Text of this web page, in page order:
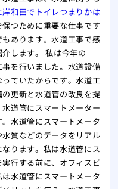
高
岸和田でトイレつまりかは
つために重要な仕事です
あります。水道工事で感
します。 私は今年の
を行いました。水道設備
ていたからです。水道工
更新と水道管の改良を提
道管にスマートメーター
水道管にスマートメータ
質などのデータをリアル
ります。私は水道管にス
行する前に、オフィスビ
水道管にスマートメータ